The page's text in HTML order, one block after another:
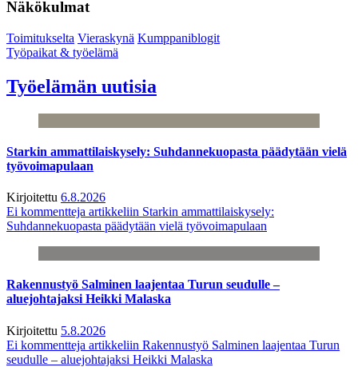
Näkökulmat
Toimitukselta Vieraskynä Kumppaniblogit
Työpaikat & työelämä
Työelämän uutisia
Starkin ammattilaiskysely: Suhdannekuopasta päädytään vielä
työvoimapulaan
Kirjoitettu 6.8.2026
Ei kommentteja artikkeliin Starkin ammattilaiskysely:
Suhdannekuopasta päädytään vielä työvoimapulaan
Rakennustyö Salminen laajentaa Turun seudulle –
aluejohtajaksi Heikki Malaska
Kirjoitettu 5.8.2026
Ei kommentteja artikkeliin Rakennustyö Salminen laajentaa Turun
seudulle – aluejohtajaksi Heikki Malaska